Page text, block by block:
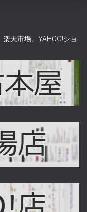
天市場、YAHOO!ショ